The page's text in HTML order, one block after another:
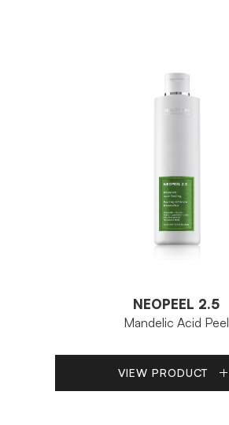
NEOPEEL 2.5
Mandelic Acid Peel
VIEW PRODUCT